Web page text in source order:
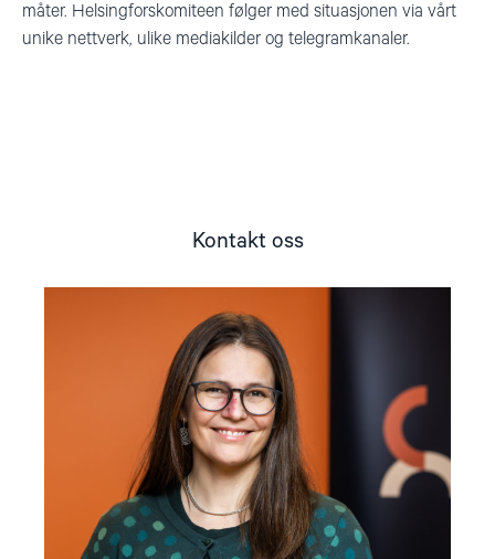
måter. Helsingforskomiteen følger med situasjonen via vårt
unike nettverk, ulike mediakilder og telegramkanaler.
Kontakt oss
article
"Lene
Wetteland"